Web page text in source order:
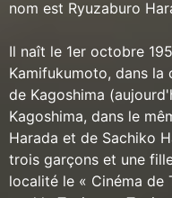
nom est Ryuzaburo
Il naît le 1er octobre
Kamifukumoto, dans la
de Kagoshima
Kagoshima, dans le
Harada et de Sachiko
trois garçons et une
localité le « Cinéma de